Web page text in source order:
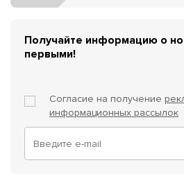
Получайте информацию о
первыми!
Согласие на получение
информационных рассылок